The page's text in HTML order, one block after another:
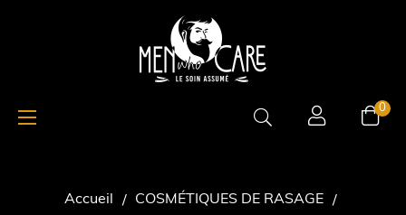
0
Basculer
la
☰
Accueil
COSMÉTIQUES DE RASAGE